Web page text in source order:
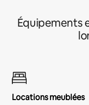
Équipements
Locations meublées